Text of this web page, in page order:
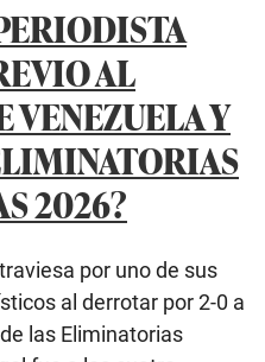
AL
Y
2026?
por uno de sus
al derrotar por 2-0 a
las Eliminatorias